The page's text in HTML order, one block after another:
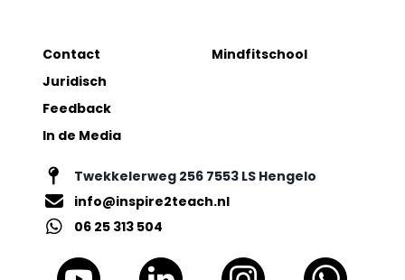
Contact
Juridisch
Feedback
In de Media
Mindfitschool
Twekkelerweg 256 7553 LS Hengelo
info@inspire2teach.nl
06 25 313 504